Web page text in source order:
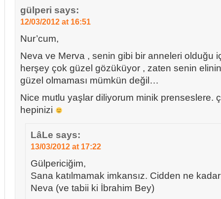
gülperi says:
12/03/2012 at 16:51
Nur’cum,
Neva ve Merva , senin gibi bir anneleri olduğu
herşey çok güzel gözüküyor , zaten senin
güzel olmaması mümkün değil…
Nice mutlu yaşlar diliyorum minik prenseslere.
hepinizi
LâLe says:
13/03/2012 at 17:22
Gülpericiğim,
Sana katılmamak imkansız. Cidden ne
Neva (ve tabii ki İbrahim Bey)